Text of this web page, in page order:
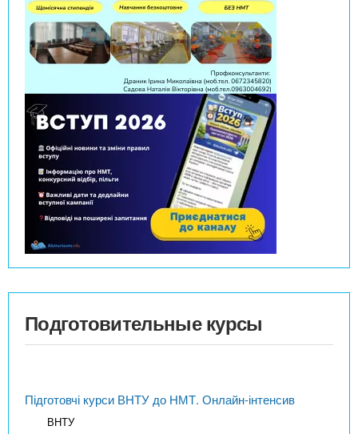
Подготовительные курсы
Підготовчі курси ВНТУ до НМТ. Онлайн-інтенсив
ВНТУ